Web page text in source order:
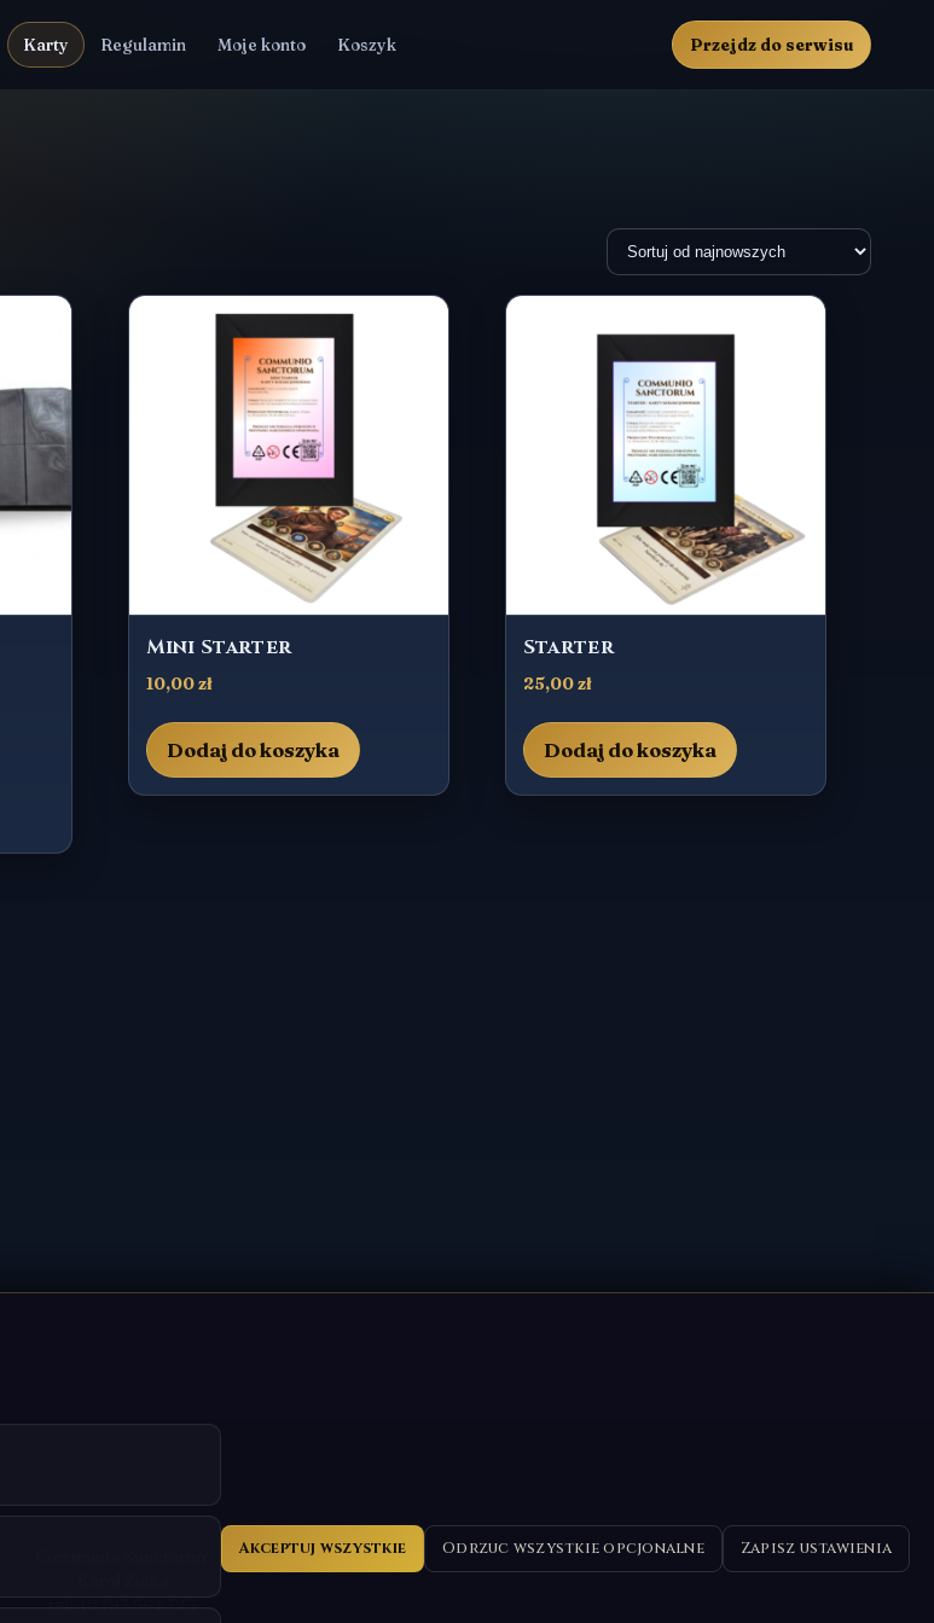
Karty Regulamin Moje konto Koszyk Przejdz do serwisu
Mini Starter
10,00zł
Dodaj do koszyka
Starter
25,00zł
Dodaj do koszyka
tel:48 793 564 725
Akceptuj wszystkie Odrzuc wszystkie opcjonalne Zapisz ustawienia